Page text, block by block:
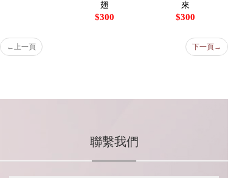
翅
$300
來
$300
←上一頁 下一頁→
聯繫我們